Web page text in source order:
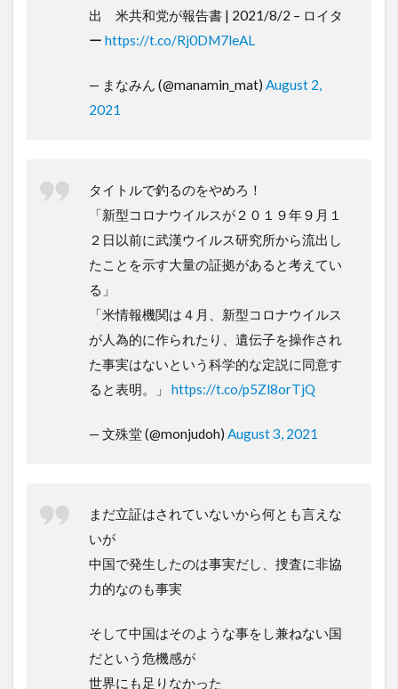
出 米共和党が報告書 | 2021/8/2 – ロイタ
ー https://t.co/Rj0DM7leAL
— まなみん (@manamin_mat) August 2,
2021
タイトルで釣るのをやめろ！
「新型コロナウイルスが２０１９年９月１
２日以前に武漢ウイルス研究所から流出し
たことを示す大量の証拠があると考えてい
る」
「米情報機関は４月、新型コロナウイルス
が人為的に作られたり、遺伝子を操作され
た事実はないという科学的な定説に同意す
ると表明。」 https://t.co/p5Zl8orTjQ
— 文殊堂 (@monjudoh) August 3, 2021
まだ立証はされていないから何とも言えな
いが
中国で発生したのは事実だし、捜査に非協
力的なのも事実
そして中国はそのような事をし兼ねない国
だという危機感が
世界にも足りなかった